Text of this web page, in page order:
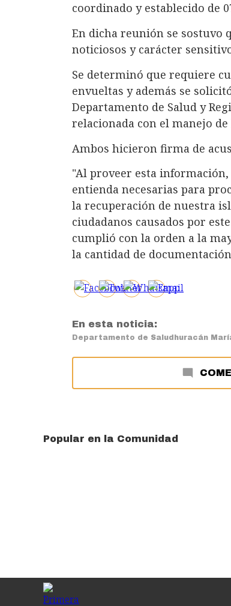
coordinado y establecido de
En dicha reunión se sostuvo
noticiosos y carácter
Se determinó que requiere
envueltas y además se
Departamento de Salud y
relacionada con el manejo
Ambos hicieron firma de
"Al proveer esta
entienda necesarias para
la recuperación de nuestra
ciudadanos causados por
cumplió con la orden a la
la cantidad de
En esta noticia:
Departamento de Salud huracán
Popular en la Comunidad